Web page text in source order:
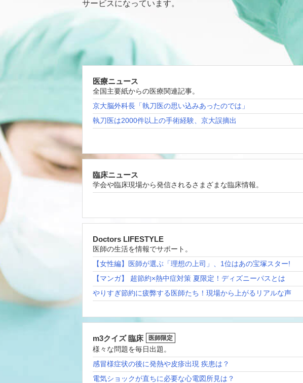
サービスになっています。
医療ニュース
全国主要紙からの医療関連記事。
京大脳外科長「執刀医の思い込みあったのでは」
執刀医は2000件以上の手術経験、京大誤摘出
臨床ニュース
学会や臨床現場から発信されるさまざまな臨床情報。
Doctors LIFESTYLE
医師の生活を情報でサポート。
【女性編】医師が選ぶ「理想の上司」、1位はあの宝塚スター!
【マンガ】 超節約×熱中症対策 夏限定！ディズニーパスとは
やりすぎ節約に疲弊する医師たち！現場から上がるリアルな声
m3クイズ 臨床 医師限定
様々な問題を毎日出題。
感冒様症状の後に発熱や皮疹出現 疾患は？
電気ショックが直ちに必要な心電図所見は？